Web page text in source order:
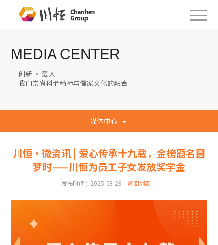
MEDIA CENTER
创新 · 爱人
我们崇尚科学精神与儒家文化的融合
媒体中心
川恒·微资讯 | 爱心传承十九载，金榜题名圆
梦时——川恒为员工子女发放奖学金
发布时间：2025-08-29 返回列表